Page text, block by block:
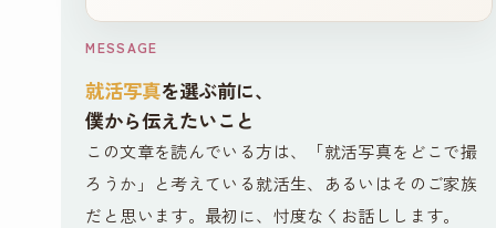
MESSAGE
就活写真を選ぶ前に、
僕から伝えたいこと
この文章を読んでいる方は、「就活写真をどこで撮
ろうか」と考えている就活生、あるいはそのご家族
だと思います。最初に、忖度なくお話しします。